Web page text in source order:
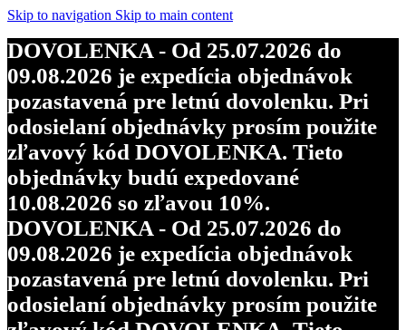
Skip to navigation Skip to main content
10.08.2026 so zľavou 10%.
DOVOLENKA - Od 25.07.2026 do
09.08.2026 je expedícia objednávok
pozastavená pre letnú dovolenku. Pri
odosielaní objednávky prosím použite
zľavový kód DOVOLENKA. Tieto
objednávky budú expedované
10.08.2026 so zľavou 10%.
DOVOLENKA - Od 25.07.2026 do
09.08.2026 je expedícia objednávok
pozastavená pre letnú dovolenku. Pri
odosielaní objednávky prosím použite
DOVOLENKA - Od 25.07.2026 do
09.08.2026 je expedícia objednávok
pozastavená pre letnú dovolenku. Pri
odosielaní objednávky prosím použite
zľavový kód DOVOLENKA. Tieto
objednávky budú expedované
10.08.2026 so zľavou 10%.
DOVOLENKA - Od 25.07.2026 do
09.08.2026 je expedícia objednávok
pozastavená pre letnú dovolenku. Pri
odosielaní objednávky prosím použite